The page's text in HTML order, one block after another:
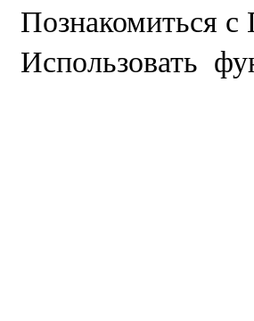
Познакомиться
Использовать